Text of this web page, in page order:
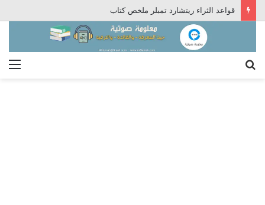
قواعد الثراء ريتشارد تمبلر ملخص كتاب